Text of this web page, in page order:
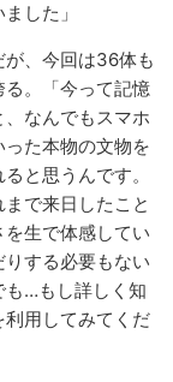
した」
、今回は36体も
。「今って記憶
なんでもスマホ
た本物の文物を
と思うんです。
で来日したこと
生で体感してい
する必要もない
も…もし詳しく知
利用してみてくだ